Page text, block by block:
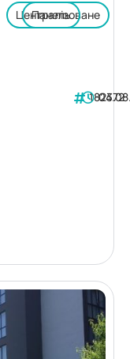
Централізоване
Панель
182372